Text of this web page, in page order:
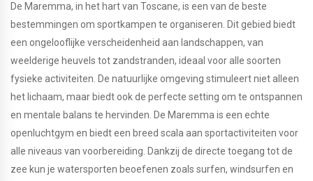
De Maremma, in het hart van Toscane, is een van de beste
bestemmingen om sportkampen te organiseren. Dit gebied biedt
een ongelooflijke verscheidenheid aan landschappen, van
weelderige heuvels tot zandstranden, ideaal voor alle soorten
fysieke activiteiten. De natuurlijke omgeving stimuleert niet alleen
het lichaam, maar biedt ook de perfecte setting om te ontspannen
en mentale balans te hervinden. De Maremma is een echte
openluchtgym en biedt een breed scala aan sportactiviteiten voor
alle niveaus van voorbereiding. Dankzij de directe toegang tot de
zee kun je watersporten beoefenen zoals surfen, windsurfen en